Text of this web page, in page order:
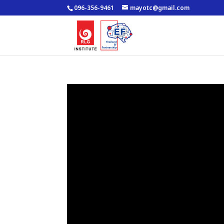
096-356-9461 mayotc@gmail.com